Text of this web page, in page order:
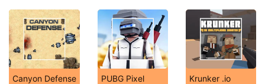
Canyon Defense PUBG Pixel Krunker .io